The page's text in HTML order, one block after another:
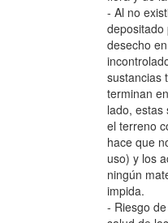
- Al no
depositado
desecho
sustancias
terminan
lado, estas
el terreno
hace que
uso) y los
ningún
impida.
- Riesgo